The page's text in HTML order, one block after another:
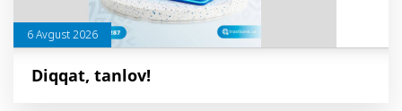
6 Avgust 2026
Diqqat, tanlov!